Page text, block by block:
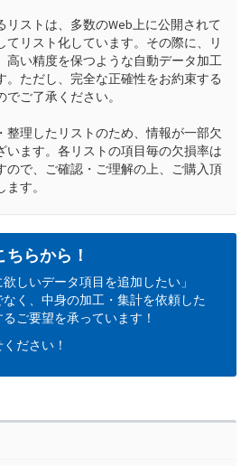
リストは、多数のWeb上に公開されて
てリスト化しています。その際に、リ
高い精度を保つような自動データ加工
。ただし、完全な正確性をお約束する
ご了承ください。
整理したリストのため、情報が一部欠
います。各リストの項目毎の欠損率は
ので、ご確認・ご理解の上、ご購入頂
す。
らから！
しいデータ項目を追加したい」
なく、中身の加工・集計を依頼した
ご要望を承っています！
ださい！